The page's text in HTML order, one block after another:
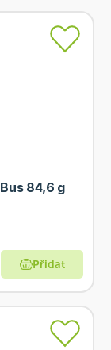
84,6 g
Přidat